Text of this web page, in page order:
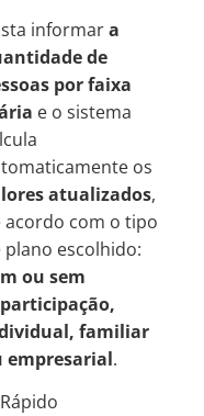
informara
de
por faixa
e o sistema
os
atualizados,
acordo com o tipo
plano escolhido:
ou sem
familiar
empresarial.